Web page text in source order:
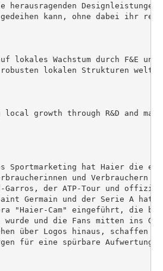
herausragenden
gedeihen kann, ohne dabei ihr
lokales Wachstum durch F&E
lokalen Strukturen
local growth through R&D and
Sportmarketing hat Haier die
und Verbrauchern
Garros, der ATP-Tour und
Germain und der Serie A hat
"Haier-Cam" eingeführt, die
und die Fans mitten ins
über Logos hinaus, schaffen
für eine spürbare Aufwertung